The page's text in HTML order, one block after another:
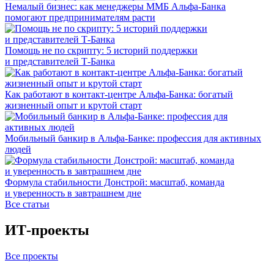
Немалый бизнес: как менеджеры ММБ Альфа-Банка
помогают предпринимателям расти
Помощь не по скрипту: 5 историй поддержки
и представителей Т-Банка
Как работают в контакт-центре Альфа-Банка: богатый
жизненный опыт и крутой старт
Мобильный банкир в Альфа-Банке: профессия для активных
людей
Формула стабильности Донстрой: масштаб, команда
и уверенность в завтрашнем дне
Все статьи
ИТ-проекты
Все проекты